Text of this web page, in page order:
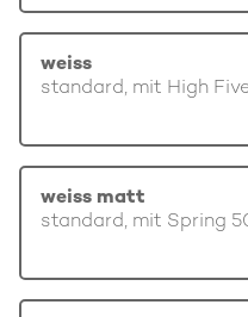
weiss
standard, mit High
weiss matt
standard, mit Spring